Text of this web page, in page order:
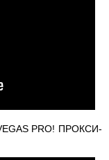
PRO! ПРОКСИ-